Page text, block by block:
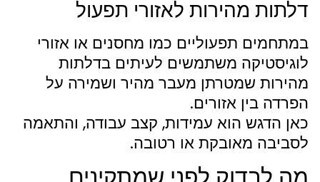
דלתות מהירות לאזורי תפעול
במתחמים תפעוליים כמו מחסנים או אזורי
לוגיסטיקה משתמשים לעיתים בדלתות
מהירות שמטרתן מעבר מהיר ושמירה על
הפרדה בין אזורים.
כאן הדגש הוא עמידות, קצב עבודה, והתאמה
לסביבה מאובקת או רטובה.